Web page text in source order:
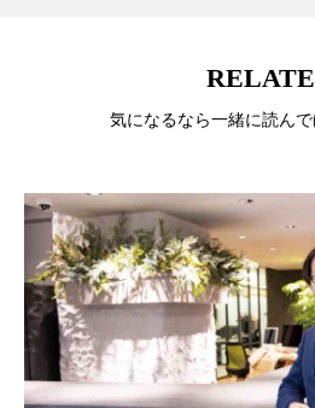
気になるなら一緒に読ん